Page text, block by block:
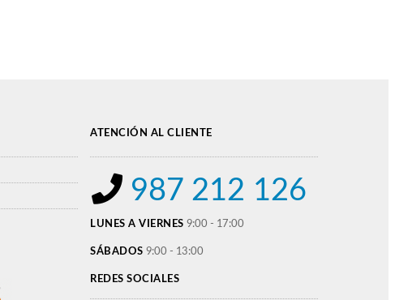
ATENCIÓN AL CLIENTE
987 212 126
LUNES A VIERNES 9:00 - 17:00
SÁBADOS 9:00 - 13:00
REDES SOCIALES